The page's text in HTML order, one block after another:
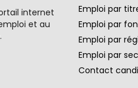
internet
et au
Emploi par
Emploi par
Emploi par
Emploi par
Contact